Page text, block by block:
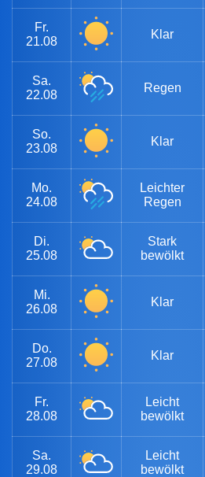
Fr.
21.08
Klar
Sa.
22.08
Regen
So.
23.08
Klar
Mo.
24.08
Leichter
Regen
Di.
25.08
Stark
bewölkt
Mi.
26.08
Klar
Do.
27.08
Klar
Fr.
28.08
Leicht
bewölkt
Sa.
29.08
Leicht
bewölkt